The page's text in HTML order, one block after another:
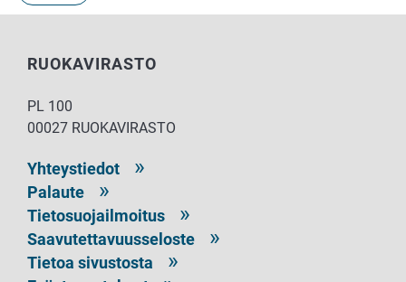
RUOKAVIRASTO
PL 100
00027 RUOKAVIRASTO
Yhteystiedot
Palaute
Tietosuojailmoitus
Saavutettavuusseloste
Tietoa sivustosta